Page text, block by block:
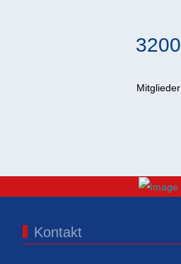
3200
Mitglieder
Kontakt